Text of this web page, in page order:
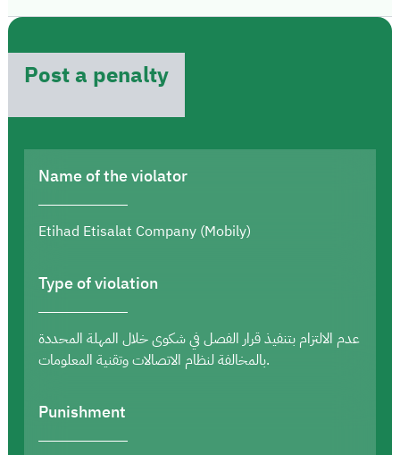
Post a penalty
Name of the violator
Etihad Etisalat Company (Mobily)
Type of violation
عدم الالتزام بتنفيذ قرار الفصل في شكوى خلال المهلة المحددة
بالمخالفة لنظام الاتصالات وتقنية المعلومات.
Punishment